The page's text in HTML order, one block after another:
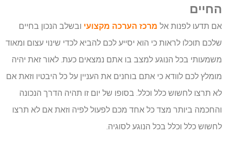
החיים
אם תדעו לפנות אל מרכז הערכה מקצועי ובשלב הנכון בחיים
שלכם תוכלו לראות כי הוא יסייע לכם להביא לכדי שינוי עצום ומאוד
משמעותי בכל הנוגע למצב בו אתם נמצאים כעת. לאור זאת יהיה
מומלץ לכם לוודא כי אתם בוחנים את העניין על כל היבטיו וזאת אם
לא תרצו לחשוש כלל וכלל. בסופו של יום זו תהיה הדרך הנכונה
והחכמה ביותר מצד כל אחד מכם לפעול לפיה וזאת אם לא תרצו
לחשוש כלל וכלל בכל הנוגע לסוגיה.